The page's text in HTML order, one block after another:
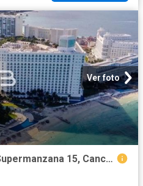
Ver foto
Departamento en renta Supermanzana 15, Cancún